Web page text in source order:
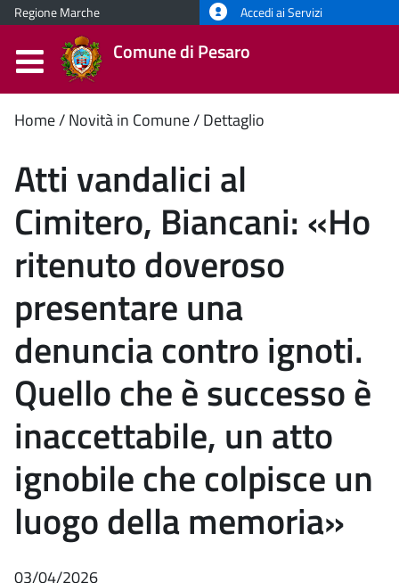
Regione Marche Accedi ai Servizi
Comune di Pesaro
Contenuto
principale
Home Novità in Comune Dettaglio
Atti vandalici al
Cimitero, Biancani: «Ho
ritenuto doveroso
presentare una
denuncia contro ignoti.
Quello che è successo è
inaccettabile, un atto
ignobile che colpisce un
luogo della memoria»
03/04/2026